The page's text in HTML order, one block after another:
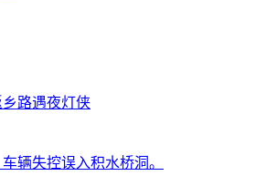
路遇夜灯侠
辆失控误入积水桥洞。